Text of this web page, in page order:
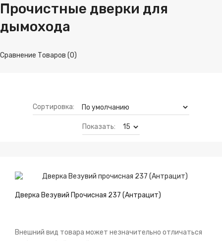
Прочистные дверки для
дымохода
Сравнение Товаров (0)
Сортировка:
Показать:
Дверка Везувий Прочисная 237 (Антрацит)
Внешний вид товара может незначительно отличаться